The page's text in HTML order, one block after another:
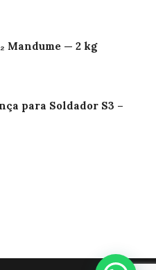
Mandume — 2 kg
para Soldador S3 –